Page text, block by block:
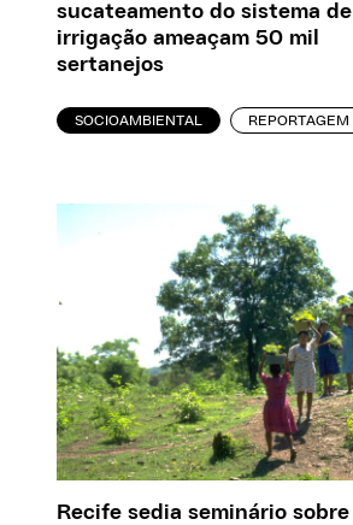
sucateamento do sistema de
irrigação ameaçam 50 mil
sertanejos
SOCIOAMBIENTAL REPORTAGEM
Recife sedia seminário sobre